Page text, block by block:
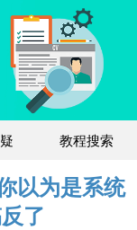
教程搜索
以为是系统
了